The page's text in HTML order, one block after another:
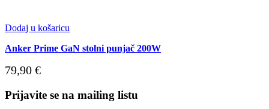
Dodaj u košaricu
Anker Prime GaN stolni punjač 200W
79,90 €
Prijavite se na mailing listu